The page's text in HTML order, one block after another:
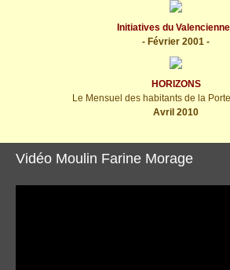
Initiatives du
- Février 2001 -
HORIZONS
Le Mensuel des habitants de la
Avril 2010
Vidéo Moulin Farine Morage